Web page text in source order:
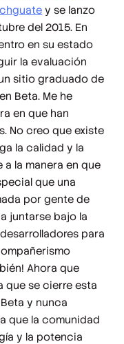
y se lanzo
del 2015. En
en su estado
la evaluación
sitio graduado de
Beta. Me he
en que han
No creo que existe
la calidad y la
la manera en que
que una
por gente de
juntarse bajo la
para
Ahora que
que se cierre esta
y nunca
que la comunidad
y la potencia